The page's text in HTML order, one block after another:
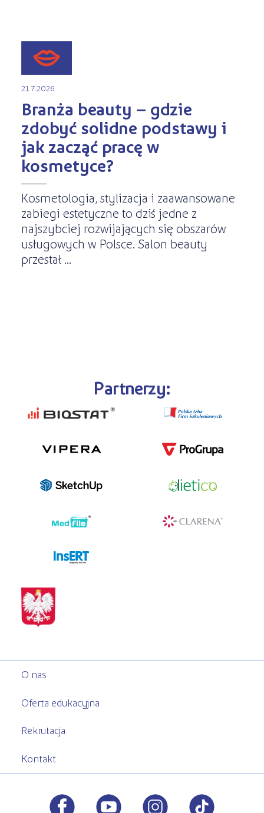
21.7.2026
Branża beauty – gdzie
zdobyć solidne podstawy i
jak zacząć pracę w
kosmetyce?
Kosmetologia, stylizacja i zaawansowane
zabiegi estetyczne to dziś jedne z
najszybciej rozwijających się obszarów
usługowych w Polsce. Salon beauty
przestał ...
Partnerzy:
programy dla firm
O nas
Oferta edukacyjna
Rekrutacja
Kontakt